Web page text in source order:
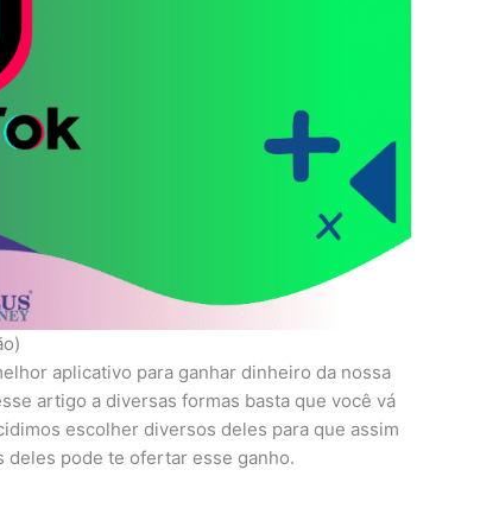
aplicativo para ganhar dinheiro da nossa
artigo a diversas formas basta que você vá
escolher diversos deles para que assim
deles pode te ofertar esse ganho.